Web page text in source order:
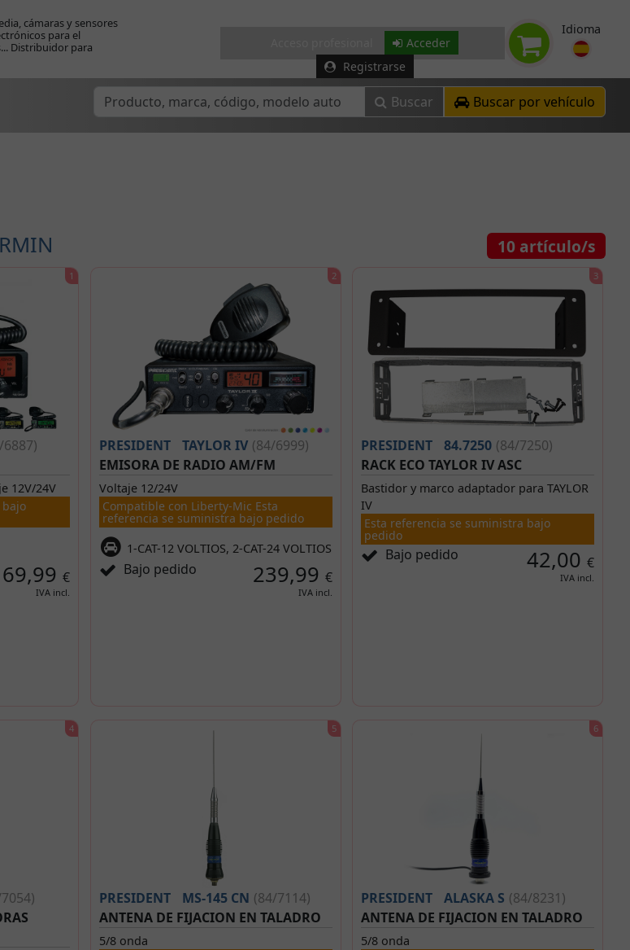
cámaras y sensores
para el
Distribuidor para
Acceder
Registrarse
Idioma
Buscar Buscar por vehículo
10 artículo/s
6887)
12V/24V
€
IVA incl.
PRESIDENT TAYLOR IV (84/6999)
EMISORA DE RADIO AM/FM
Voltaje 12/24V
Compatible con Liberty-Mic Esta
referencia se suministra bajo pedido
1-CAT-12 VOLTIOS, 2-CAT-24 VOLTIOS
Bajo pedido 239,99 €
IVA incl.
PRESIDENT 84.7250 (84/7250)
RACK ECO TAYLOR IV ASC
Bastidor y marco adaptador para TAYLOR
IV
Esta referencia se suministra bajo
pedido
Bajo pedido 42,00€
IVA incl.
PRESIDENT MS-145 CN (84/7114)
ANTENA DE FIJACION EN TALADRO
5/8 onda
PRESIDENT ALASKA S (84/8231)
ANTENA DE FIJACION EN TALADRO
5/8 onda